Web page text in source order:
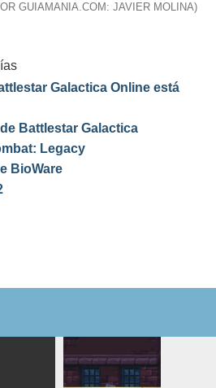
GUIAMANIA.COM: JAVIER MOLINA)
Galactica Online está
Battlestar Galactica
Legacy
BioWare